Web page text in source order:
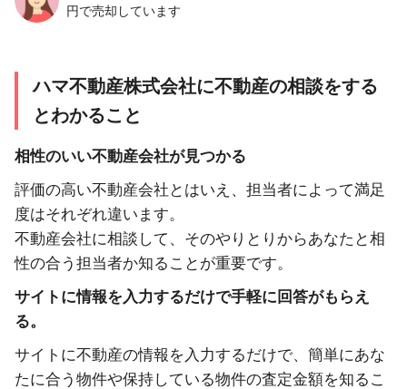
円で売却しています
ハマ不動産株式会社に不動産の相談をする
とわかること
相性のいい不動産会社が見つかる
評価の高い不動産会社とはいえ、担当者によって満足
度はそれぞれ違います。
不動産会社に相談して、そのやりとりからあなたと相
性の合う担当者か知ることが重要です。
サイトに情報を入力するだけで手軽に回答がもらえ
る。
サイトに不動産の情報を入力するだけで、簡単にあな
たに合う物件や保持している物件の査定金額を知るこ